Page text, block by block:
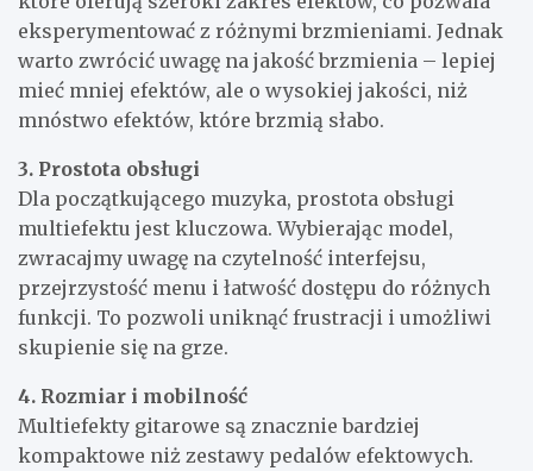
eksperymentować z różnymi brzmieniami. Jednak
warto zwrócić uwagę na jakość brzmienia – lepiej
mieć mniej efektów, ale o wysokiej jakości, niż
mnóstwo efektów, które brzmią słabo.
3. Prostota obsługi
Dla początkującego muzyka, prostota obsługi
multiefektu jest kluczowa. Wybierając model,
zwracajmy uwagę na czytelność interfejsu,
przejrzystość menu i łatwość dostępu do różnych
funkcji. To pozwoli uniknąć frustracji i umożliwi
skupienie się na grze.
4. Rozmiar i mobilność
Multiefekty gitarowe są znacznie bardziej
kompaktowe niż zestawy pedalów efektowych.